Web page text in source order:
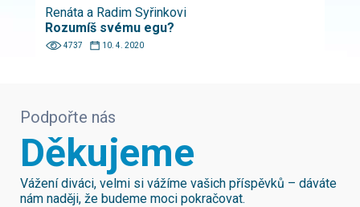
Renáta a Radim Syřinkovi
Rozumíš svému egu?
4737 10. 4. 2020
Podpořte nás
Děkujeme
Vážení diváci, velmi si vážíme vašich příspěvků – dáváte
nám naději, že budeme moci pokračovat.